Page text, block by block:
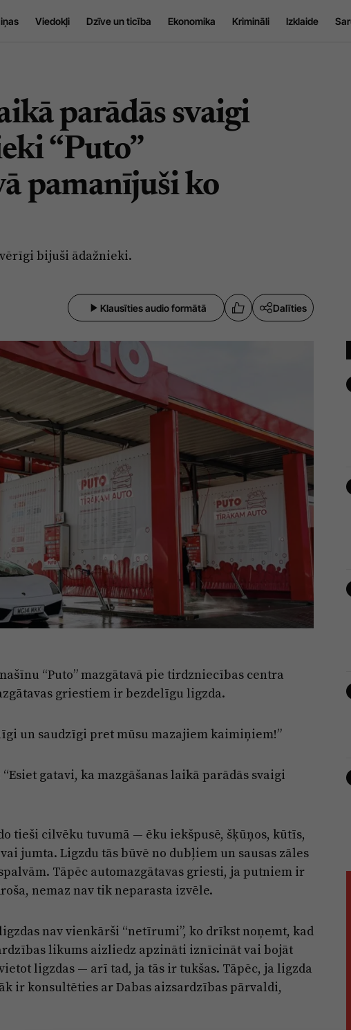
Viedokļi Dzīve un ticība Ekonomika Krimināli Izklaide
parādās svaigi
“Puto”
pamanījuši ko
bijuši ādažnieki.
Klausīties audio formātā Dalīties
“Puto” mazgātavā pie tirdzniecības centra
griestiem ir bezdelīgu ligzda.
un saudzīgi pret mūsu mazajiem kaimiņiem!”
gatavi, ka mazgāšanas laikā parādās svaigi
tieši cilvēku tuvumā — ēku iekšpusē, šķūņos, kūtīs,
jumta. Ligzdu tās būvē no dubļiem un sausas zāles
Tāpēc automazgātavas griesti, ja putniem ir
nemaz nav tik neparasta izvēle.
nav vienkārši “netīrumi”, ko drīkst noņemt, kad
likums aizliedz apzināti iznīcināt vai bojāt
ligzdas — arī tad, ja tās ir tukšas. Tāpēc, ja ligzda
ir konsultēties ar Dabas aizsardzības pārvaldi,